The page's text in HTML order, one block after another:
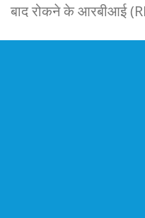
बाद रोकने के आरबीआई